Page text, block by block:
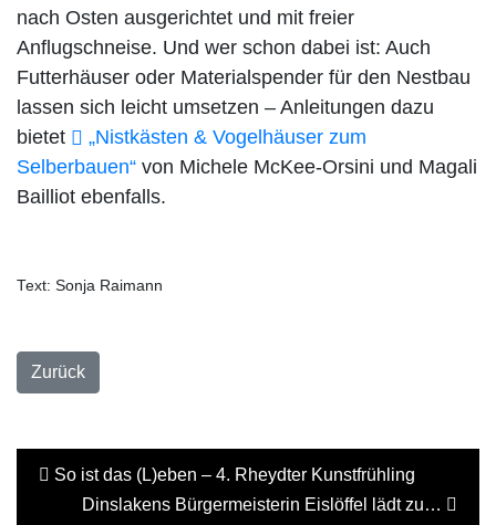
nach Osten ausgerichtet und mit freier
Anflugschneise. Und wer schon dabei ist: Auch
Futterhäuser oder Materialspender für den Nestbau
lassen sich leicht umsetzen – Anleitungen dazu
bietet
„Nistkästen & Vogelhäuser zum
Selberbauen“ von Michele McKee-Orsini und Magali
Bailliot ebenfalls.
Text: Sonja Raimann
Zurück
So ist das (L)eben – 4. Rheydter Kunstfrühling
Dinslakens Bürgermeisterin Eislöffel lädt zu…